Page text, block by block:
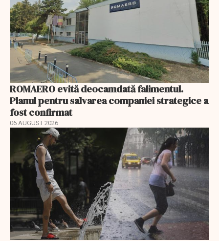
ROMAERO evită deocamdată falimentul.
Planul pentru salvarea companiei strategice a
fost confirmat
06 AUGUST 2026